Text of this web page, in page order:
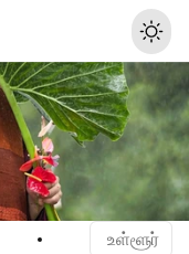
உள்ளூர்